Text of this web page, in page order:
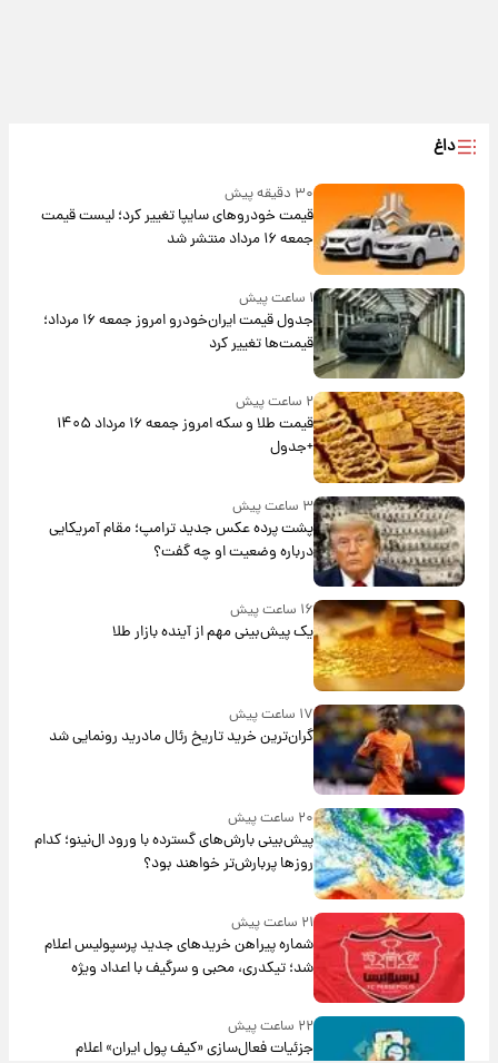
داغ
۳۰ دقیقه پیش
قیمت خودروهای سایپا تغییر کرد؛ لیست قیمت
جمعه ۱۶ مرداد منتشر شد
۱ ساعت پیش
جدول قیمت ایران‌خودرو امروز جمعه ۱۶ مرداد؛
قیمت‌ها تغییر کرد
۲ ساعت پیش
قیمت طلا و سکه امروز جمعه ۱۶ مرداد ۱۴۰۵
+جدول
۳ ساعت پیش
پشت پرده عکس جدید ترامپ؛ مقام آمریکایی
درباره وضعیت او چه گفت؟
۱۶ ساعت پیش
یک پیش‌بینی مهم از آینده بازار طلا
۱۷ ساعت پیش
گران‌ترین خرید تاریخ رئال مادرید رونمایی شد
۲۰ ساعت پیش
پیش‌بینی بارش‌های گسترده با ورود ال‌نینو؛ کدام
روزها پربارش‌تر خواهند بود؟
۲۱ ساعت پیش
شماره پیراهن خریدهای جدید پرسپولیس اعلام
شد؛ تیکدری، محبی و سرگیف با اعداد ویژه
۲۲ ساعت پیش
جزئیات فعال‌سازی «کیف پول ایران» اعلام